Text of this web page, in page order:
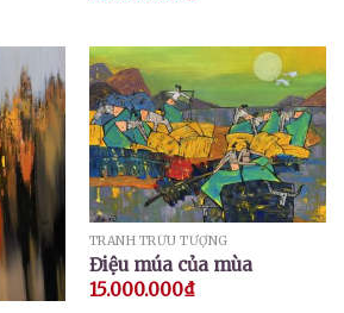
TRANH TRỪU TƯỢNG
Điệu múa của mùa
15.000.000₫